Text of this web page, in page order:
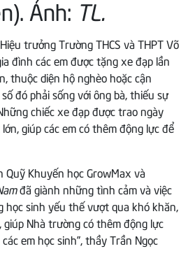
Ảnh: TL.
trưởng Trường THCS và THPT Võ
đình các em được tặng xe đạp lần
thuộc diện hộ nghèo hoặc cận
đó phải sống với ông bà, thiếu sự
chiếc xe đạp được trao ngày
giúp các em có thêm động lực để
Quỹ Khuyến học GrowMax và
đã giành những tình cảm và việc
học sinh yếu thế vượt qua khó khăn,
Nhà trường có thêm động lực
em học sinh”, thầy Trần Ngọc